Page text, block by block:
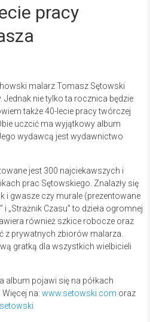
pracy
malarz Tomasz Sętowski
Jednak nie tylko ta rocznica będzie
także 40-lecie pracy twórczej
uczcić ma wyjątkowy album
wydawcą jest wydawnictwo
jest 300 najciekawszych i
prac Sętowskiego. Znalazły się
i gwasze czy murale (prezentowane
i „Strażnik Czasu” to dzieła ogromnej
również szkice robocze oraz
z prywatnych zbiorów malarza.
gratką dla wszystkich wielbicieli
album pojawi się na półkach
na: www.setowski.com oraz